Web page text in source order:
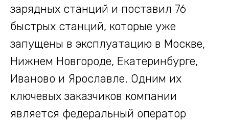
зарядных станций и поставил 76
быстрых станций, которые уже
запущены в эксплуатацию в Москве,
Нижнем Новгороде, Екатеринбурге,
Иваново и Ярославле. Одним их
ключевых заказчиков компании
является федеральный оператор